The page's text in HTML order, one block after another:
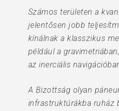
Számos területen a
jelentősen jobb
kínálnak a klasszikus
például a
az inerciális
A Bizottság olyan
infrastruktúrákba ruház